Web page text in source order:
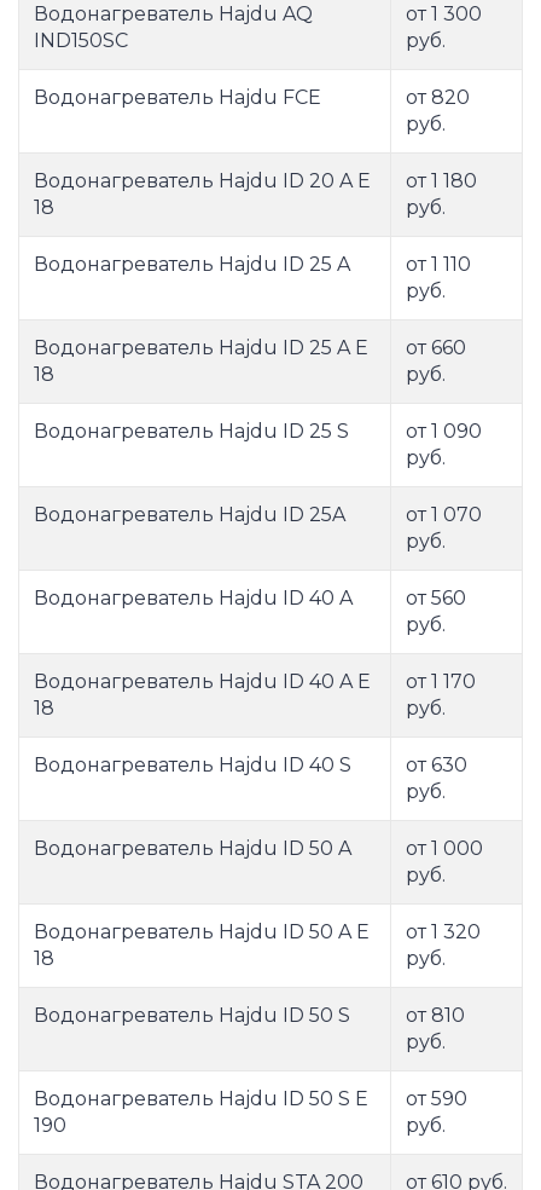
Водонагреватель Hajdu AQ
IND150SC
от 1 300
руб.
Водонагреватель Hajdu FCE
от 820
руб.
Водонагреватель Hajdu ID 20 A E
18
от 1 180
руб.
Водонагреватель Hajdu ID 25 A
от 1 110
руб.
Водонагреватель Hajdu ID 25 A E
18
от 660
руб.
Водонагреватель Hajdu ID 25 S
от 1 090
руб.
Водонагреватель Hajdu ID 25A
от 1 070
руб.
Водонагреватель Hajdu ID 40 A
от 560
руб.
Водонагреватель Hajdu ID 40 A E
18
от 1 170
руб.
Водонагреватель Hajdu ID 40 S
от 630
руб.
Водонагреватель Hajdu ID 50 A
от 1 000
руб.
Водонагреватель Hajdu ID 50 A E
18
от 1 320
руб.
Водонагреватель Hajdu ID 50 S
от 810
руб.
Водонагреватель Hajdu ID 50 S E
190
от 590
руб.
Водонагреватель Hajdu STA 200 от 610 руб.